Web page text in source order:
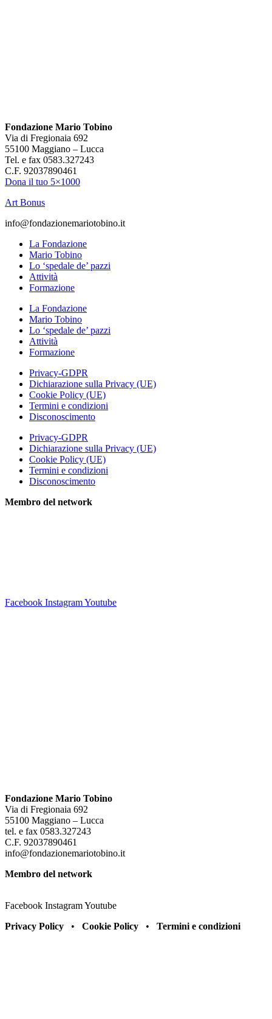
Fondazione Mario Tobino
Via di Fregionaia 692
55100 Maggiano – Lucca
Tel. e fax 0583.327243
C.F. 92037890461
Dona il tuo 5×1000
Art Bonus
info@fondazionemariotobino.it
La Fondazione
Mario Tobino
Lo ‘spedale de’ pazzi
Attività
Formazione
La Fondazione
Mario Tobino
Lo ‘spedale de’ pazzi
Attività
Formazione
Privacy-GDPR
Dichiarazione sulla Privacy (UE)
Cookie Policy (UE)
Termini e condizioni
Disconoscimento
Privacy-GDPR
Dichiarazione sulla Privacy (UE)
Cookie Policy (UE)
Termini e condizioni
Disconoscimento
Membro del network
Facebook InstagramYoutube
Fondazione Mario Tobino
Via di Fregionaia 692
55100 Maggiano – Lucca
tel. e fax 0583.327243
C.F. 92037890461
info@fondazionemariotobino.it
Membro del network
Facebook InstagramYoutube
Privacy Policy • Cookie Policy • Termini e condizioni